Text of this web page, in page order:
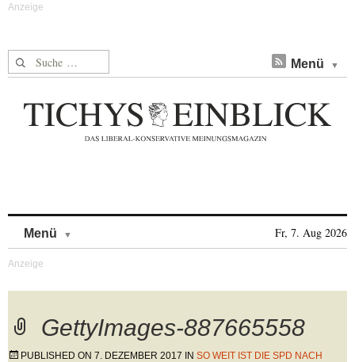
Suche nach: Menü
Menü Fr, 7. Aug 2026
GettyImages-887665558
PUBLISHED ON 7. DEZEMBER 2017 IN SO WEIT IST DIE SPD NACH